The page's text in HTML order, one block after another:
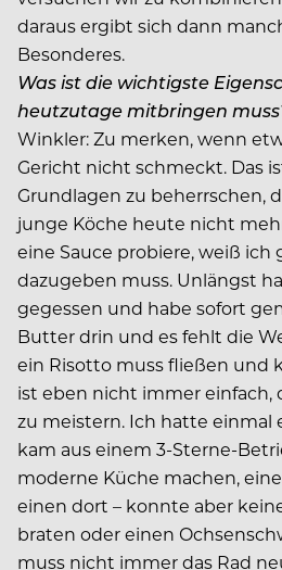
daraus ergibt sich dann
Besonderes.
Was ist die wichtigste
heutzutage mitbringen
Winkler:Zu merken, wenn
Gericht nicht schmeckt. Das
Grundlagen zu beherrschen,
junge Köche heute nicht
eine Sauce probiere, weiß ich
dazugeben muss. Unlängst
gegessen und habe sofort
Butter drin und es fehlt die
ein Risotto muss fließen und
ist eben nicht immer einfach,
zu meistern. Ich hatte einmal
kam aus einem 3-Sterne-
moderne Küche machen,
einen dort – konnte aber
braten oder einen
muss nicht immer das Rad